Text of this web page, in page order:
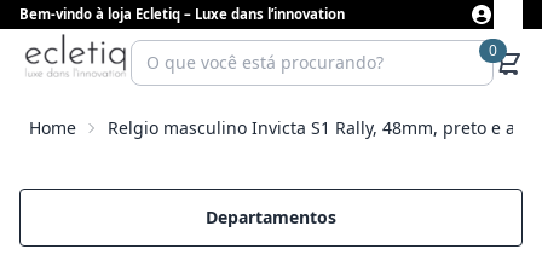
Bem-vindo à loja Ecletiq – Luxe dans l’innovation
0
Home Relgio masculino Invicta S1 Rally, 48mm, preto e
Departamentos